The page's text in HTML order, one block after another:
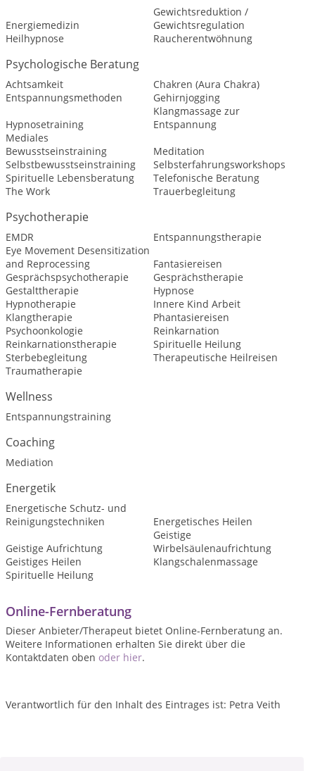
Energiemedizin
Gewichtsreduktion /
Gewichtsregulation
Heilhypnose
Raucherentwöhnung
Psychologische Beratung
Achtsamkeit
Chakren (Aura Chakra)
Entspannungsmethoden
Gehirnjogging
Hypnosetraining
Klangmassage zur
Entspannung
Mediales
Bewusstseinstraining
Meditation
Selbstbewusstseinstraining
Selbsterfahrungsworkshops
Spirituelle Lebensberatung
Telefonische Beratung
The Work
Trauerbegleitung
Psychotherapie
EMDR
Entspannungstherapie
Eye Movement Desensitization
and Reprocessing
Fantasiereisen
Gesprächspsychotherapie
Gesprächstherapie
Gestalttherapie
Hypnose
Hypnotherapie
Innere Kind Arbeit
Klangtherapie
Phantasiereisen
Psychoonkologie
Reinkarnation
Reinkarnationstherapie
Spirituelle Heilung
Sterbebegleitung
Therapeutische Heilreisen
Traumatherapie
Wellness
Entspannungstraining
Coaching
Mediation
Energetik
Energetische Schutz- und
Reinigungstechniken
Energetisches Heilen
Geistige Aufrichtung
Geistige
Wirbelsäulenaufrichtung
Geistiges Heilen
Klangschalenmassage
Spirituelle Heilung
Online-Fernberatung
Dieser Anbieter/Therapeut bietet Online-Fernberatung an.
Weitere Informationen erhalten Sie direkt über die
Kontaktdaten oben oder hier.
Verantwortlich für den Inhalt des Eintrages ist: Petra Veith